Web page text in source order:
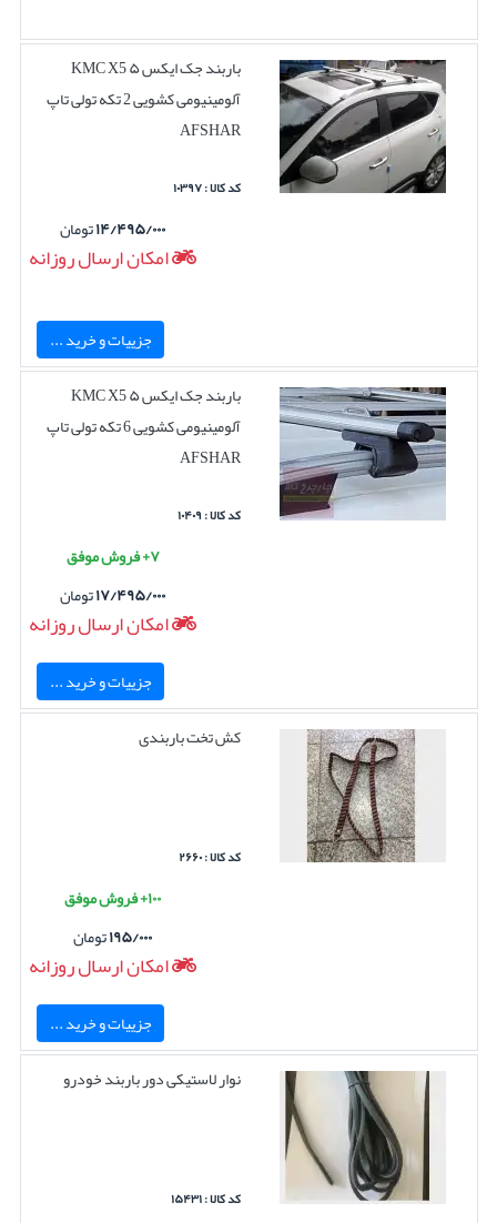
باربند جک ایکس ۵ KMC X5
آلومینیومی کشویی 2 تکه تولی تاپ
AFSHAR
کد کالا : ۱۰۳۹۷
۱۴/۴۹۵/۰۰۰تومان
امکان ارسال روزانه
جزییات و خرید ...
باربند جک ایکس ۵ KMC X5
آلومینیومی کشویی 6 تکه تولی تاپ
AFSHAR
کد کالا : ۱۰۴۰۹
۷+ فروش موفق
۱۷/۴۹۵/۰۰۰تومان
امکان ارسال روزانه
جزییات و خرید ...
کش تخت باربندی
کد کالا : ۲۶۶۰
۱۰۰+ فروش موفق
۱۹۵/۰۰۰تومان
امکان ارسال روزانه
جزییات و خرید ...
نوار لاستیکی دور باربند خودرو
کد کالا : ۱۵۴۳۱